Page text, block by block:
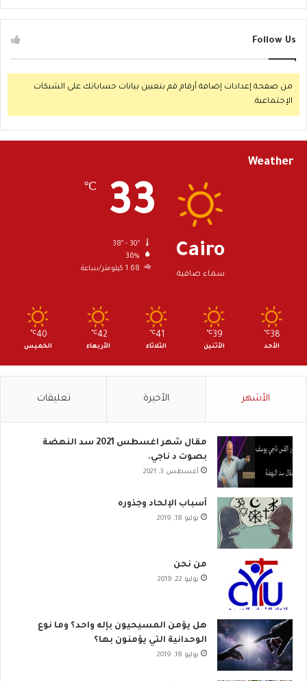
Follow Us
من صفحة إعدادات إضافة أرقام قم بتعيين بيانات حساباتك على الشبكات
الإجتماعية.
Weather
Cairo
سماء صافية
33
℃
36%
1.68 كيلومتر/ساعة
38
℃
الأحد
39
℃
الأثنين
41
℃
الثلاثاء
42
℃
الأربعاء
40
℃
الخميس
الأشهر الأخيرة تعليقات
مقال شهر اغسطس 2021 سد النهضة
بصوت د ناجي.
أغسطس 3, 2021
أسباب الإلحاد وجذوره
يوليو 18, 2019
من نحن
يوليو 22, 2019
هل يؤمن المسيحيون بإله واحد؟ وما نوع
الوحدانية التي يؤمنون بها؟
يوليو 18, 2019